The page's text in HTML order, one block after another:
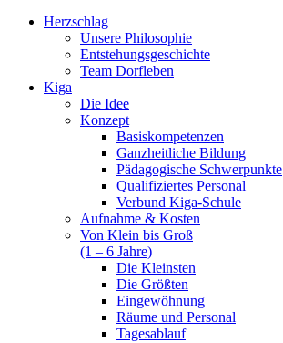
Herzschlag
Unsere Philosophie
Entstehungsgeschichte
Team Dorfleben
Kiga
Die Idee
Konzept
Basiskompetenzen
Ganzheitliche Bildung
Pädagogische Schwerpunkte
Qualifiziertes Personal
Verbund Kiga-Schule
Aufnahme & Kosten
Von Klein bis Groß
(1 – 6 Jahre)
Die Kleinsten
Die Größten
Eingewöhnung
Räume und Personal
Tagesablauf